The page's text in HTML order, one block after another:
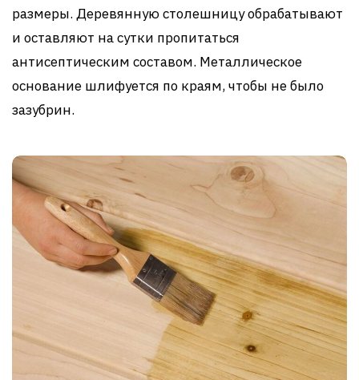
размеры. Деревянную столешницу обрабатывают
и оставляют на сутки пропитаться
антисептическим составом. Металлическое
основание шлифуется по краям, чтобы не было
зазубрин.